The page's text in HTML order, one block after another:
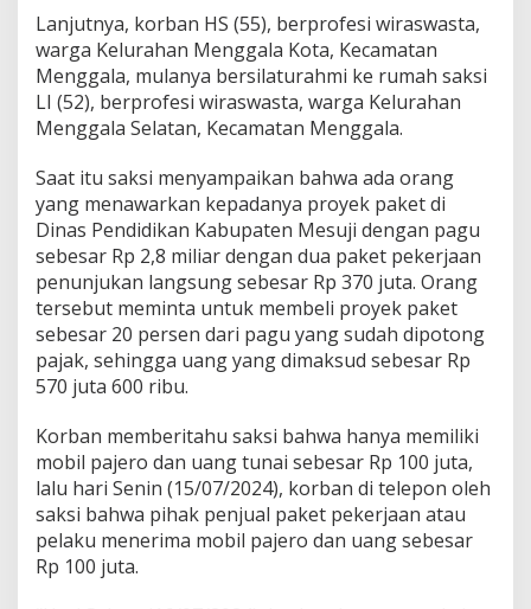
o
b
i
l
P
a
e
r
o
d
a
n
U
a
n
g
n
a
Lanjutnya, korban HS (55), berprofesi wiraswasta,
warga Kelurahan Menggala Kota, Kecamatan
Menggala, mulanya bersilaturahmi ke rumah saksi
LI (52), berprofesi wiraswasta, warga Kelurahan
Menggala Selatan, Kecamatan Menggala.
Saat itu saksi menyampaikan bahwa ada orang
yang menawarkan kepadanya proyek paket di
Dinas Pendidikan Kabupaten Mesuji dengan pagu
sebesar Rp 2,8 miliar dengan dua paket pekerjaan
penunjukan langsung sebesar Rp 370 juta. Orang
tersebut meminta untuk membeli proyek paket
sebesar 20 persen dari pagu yang sudah dipotong
pajak, sehingga uang yang dimaksud sebesar Rp
570 juta 600 ribu.
Korban memberitahu saksi bahwa hanya memiliki
mobil pajero dan uang tunai sebesar Rp 100 juta,
lalu hari Senin (15/07/2024), korban di telepon oleh
saksi bahwa pihak penjual paket pekerjaan atau
pelaku menerima mobil pajero dan uang sebesar
Rp 100 juta.